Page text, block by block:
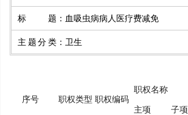
标题 ： 血吸虫病病人医疗费减免
主题分类 ： 卫生
序号 职权类型 职权编码
职权名称
主项
子项